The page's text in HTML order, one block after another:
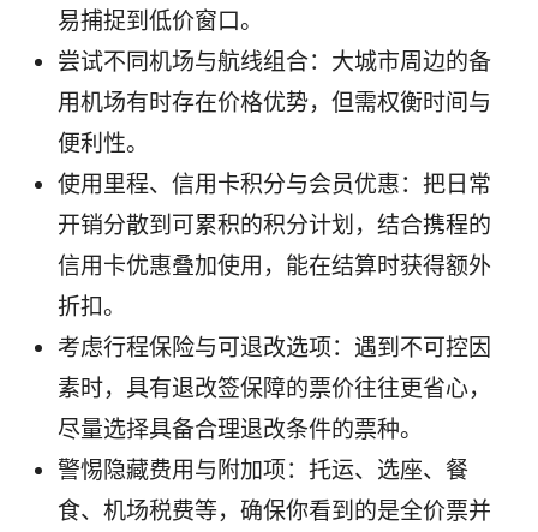
易捕捉到低价窗口。
尝试不同机场与航线组合：大城市周边的备
用机场有时存在价格优势，但需权衡时间与
便利性。
使用里程、信用卡积分与会员优惠：把日常
开销分散到可累积的积分计划，结合携程的
信用卡优惠叠加使用，能在结算时获得额外
折扣。
考虑行程保险与可退改选项：遇到不可控因
素时，具有退改签保障的票价往往更省心，
尽量选择具备合理退改条件的票种。
警惕隐藏费用与附加项：托运、选座、餐
食、机场税费等，确保你看到的是全价票并